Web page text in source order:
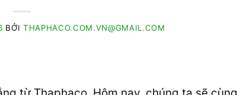
BỞI THAPHACO.COM.VN@GMAIL.COM